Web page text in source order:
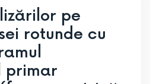
pe
rotunde cu
primar